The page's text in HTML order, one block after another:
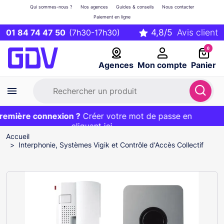
01 84 74 47 50 (7h30-17h30)
Agences Mon compte
Qui sommes-nous ? Nos agences Guides & conseils
Nous contacter
Paiement en ligne
0
Panier
Première commande ?20€ OFFERT sur votre panier
et livraison 24/48h gratuite avec le codeBIENVENUE
connexion ?Créer votre mot de passe en
cliquant ici
EXCLU WEB :
Accueil
Interphonie, Systèmes Vigik et Contrôle d'Accès Collectif